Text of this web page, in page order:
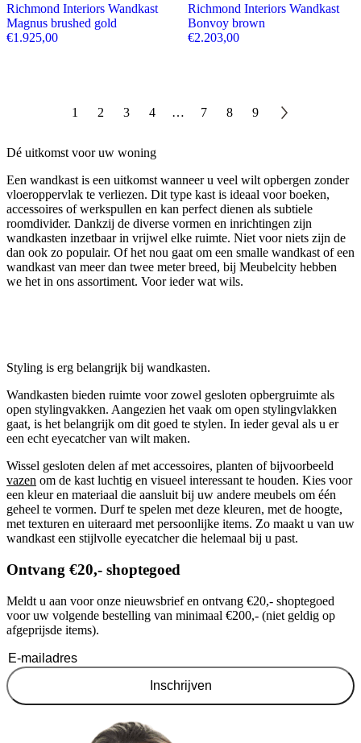
Richmond Interiors Wandkast
Magnus brushed gold
€1.925,00
Richmond Interiors Wandkast
Bonvoy brown
€2.203,00
1 2 3 4 … 7 8 9
Dé uitkomst voor uw woning
Een wandkast is een uitkomst wanneer u veel wilt opbergen zonder
vloeroppervlak te verliezen. Dit type kast is ideaal voor boeken,
accessoires of werkspullen en kan perfect dienen als subtiele
roomdivider. Dankzij de diverse vormen en inrichtingen zijn
wandkasten inzetbaar in vrijwel elke ruimte. Niet voor niets zijn de
dan ook zo populair. Of het nou gaat om een smalle wandkast of een
wandkast van meer dan twee meter breed, bij Meubelcity hebben
we het in ons assortiment. Voor ieder wat wils.
Styling is erg belangrijk bij wandkasten.
Wandkasten bieden ruimte voor zowel gesloten opbergruimte als
open stylingvakken. Aangezien het vaak om open stylingvlakken
gaat, is het belangrijk om dit goed te stylen. In ieder geval als u er
een echt eyecatcher van wilt maken.
Wissel gesloten delen af met accessoires, planten of bijvoorbeeld
vazen om de kast luchtig en visueel interessant te houden. Kies voor
een kleur en materiaal die aansluit bij uw andere meubels om één
geheel te vormen. Durf te spelen met deze kleuren, met de hoogte,
met texturen en uiteraard met persoonlijke items. Zo maakt u van uw
wandkast een stijlvolle eyecatcher die helemaal bij u past.
Ontvang €20,- shoptegoed
Meldt u aan voor onze nieuwsbrief en ontvang €20,- shoptegoed
voor uw volgende bestelling van minimaal €200,- (niet geldig op
afgeprijsde items).
Inschrijven